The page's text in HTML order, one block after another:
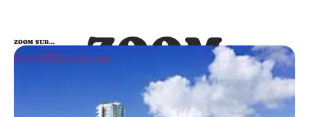
ZOOM
SUR…
ZOOM SUR…